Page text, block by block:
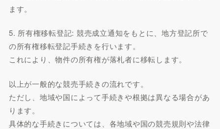
ます。
5. 所有権移転登記: 競売成立通知をもとに、地方登記所で
の所有権移転登記手続きを行います。
これにより、物件の所有権が落札者に移転します。
以上が一般的な競売手続きの流れです。
ただし、地域や国によって手続きや根拠は異なる場合があ
ります。
具体的な手続きについては、各地域や国の競売規則や法律